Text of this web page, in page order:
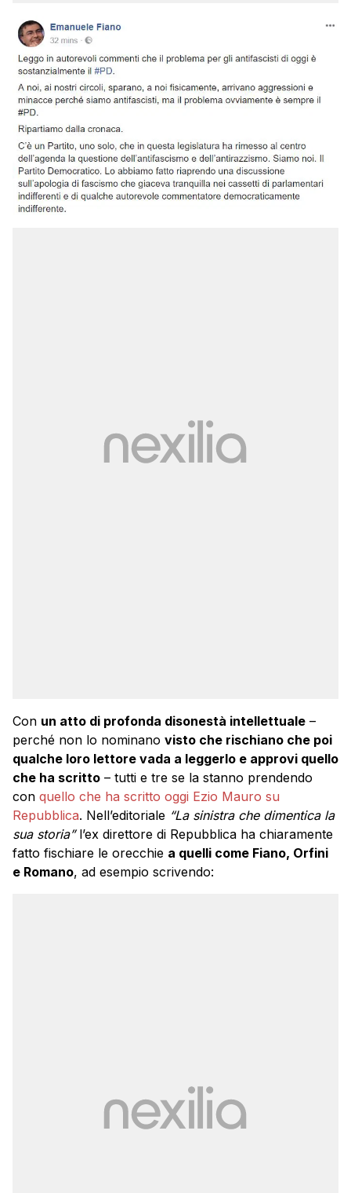
Con un atto di profonda disonestà intellettuale –
perché non lo nominano visto che rischiano che poi
qualche loro lettore vada a leggerlo e approvi quello
che ha scritto – tutti e tre se la stanno prendendo
con quello che ha scritto oggi Ezio Mauro su
Repubblica. Nell’editoriale “La sinistra che dimentica la
sua storia”l’ex direttore di Repubblica ha chiaramente
fatto fischiare le orecchie a quelli come Fiano, Orfini
e Romano, ad esempio scrivendo: